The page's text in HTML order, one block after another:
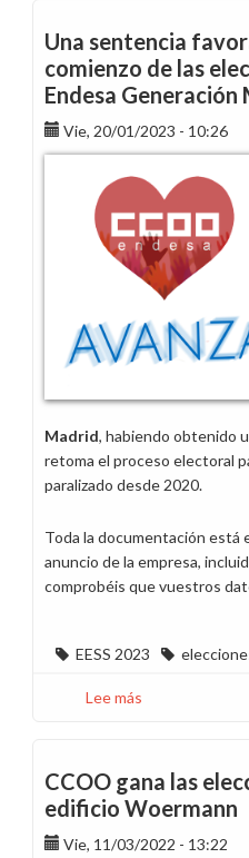
Generación:
Las
candidaturas
de
CCOO
desaparecen
de
los
tablones
de
anuncios
de
Madrid
Una sentencia
comienzo de las
Endesa Generación
Vie, 20/01/2023 - 10:26
Madrid, habiendo obtenido
retoma el proceso electoral
paralizado desde 2020.
Toda la documentación está
anuncio de la empresa,
comprobéis que vuestros
EESS 2023
Lee más
favorable
fuerza
el
comienzo
CCOO gana las
edificio Woermann
Vie, 11/03/2022 - 13:22